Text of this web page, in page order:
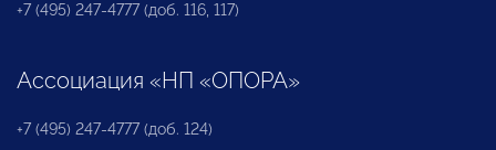
+7 (495) 247-4777 (доб. 116, 117)
Ассоциация «НП «ОПОРА»
+7 (495) 247-4777 (доб. 124)